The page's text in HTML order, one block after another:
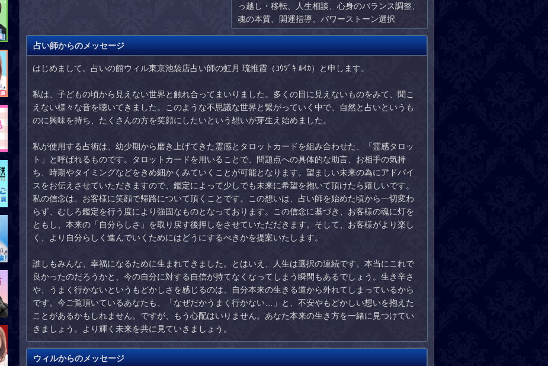
っ越し・移転、人生相談、心身のバランス調整、
魂の本質、開運指導、パワーストーン選択
占い師からのメッセージ
はじめまして。占いの館ウィル東京池袋店占い師の虹月 琉惟霞（ｺｳﾂﾞｷ ﾙｲｶ）と申します。
私は、子どもの頃から見えない世界と触れ合ってまいりました。多くの目に見えないものをみて、聞こ
えない様々な音を聴いてきました。このような不思議な世界と繋がっていく中で、自然と占いというも
のに興味を持ち、たくさんの方を笑顔にしたいという想いが芽生え始めました。
私が使用する占術は、幼少期から磨き上げてきた霊感とタロットカードを組み合わせた、「霊感タロッ
ト」と呼ばれるものです。タロットカードを用いることで、問題点への具体的な助言、お相手の気持
ち、時期やタイミングなどをきめ細かくみていくことが可能となります。望ましい未来の為にアドバイ
スをお伝えさせていただきますので、鑑定によって少しでも未来に希望を抱いて頂けたら嬉しいです。
私の信念は、お客様に笑顔で帰路について頂くことです。この想いは、占い師を始めた頃から一切変わ
らず、むしろ鑑定を行う度により強固なものとなっております。この信念に基づき、お客様の魂に灯を
ともし、本来の「自分らしさ」を取り戻す後押しをさせていただだきます。そして、お客様がより楽し
く、より自分らしく進んでいくためにはどうにするべきかを提案いたします。
誰しもみんな、幸福になるために生まれてきました。とはいえ、人生は選択の連続です。本当にこれで
良かったのだろうかと、今の自分に対する自信が持てなくなってしまう瞬間もあるでしょう。生き辛さ
や、うまく行かないというもどかしさを感じるのは、自分本来の生きる道から外れてしまっているから
です。今ご覧頂いているあなたも、「なぜだかうまく行かない…」と、不安やもどかしい想いを抱えた
ことがあるかもしれません。ですが、もう心配はいりません。あなた本来の生き方を一緒に見つけてい
きましょう。より輝く未来を共に見ていきましょう。
ウィルからのメッセージ